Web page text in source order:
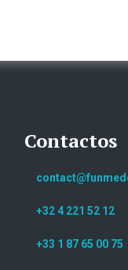
Contactos
+32 4 221 52 12
+33 1 87 65 00 75